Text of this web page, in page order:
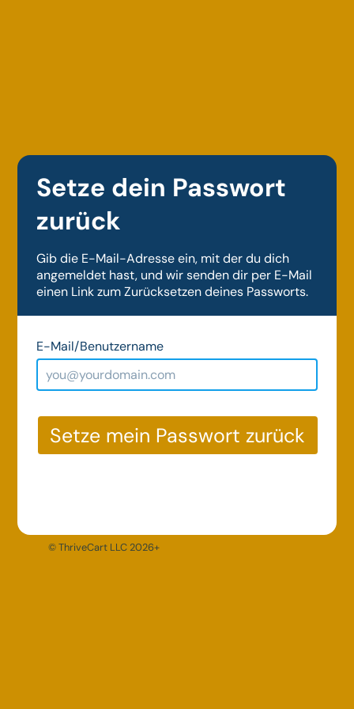
Setze dein Passwort
zurück
Gib die E-Mail-Adresse ein, mit der du dich
angemeldet hast, und wir senden dir per E-Mail
einen Link zum Zurücksetzen deines Passworts.
E-Mail/Benutzername
Setze mein Passwort zurück
© ThriveCart LLC 2026+